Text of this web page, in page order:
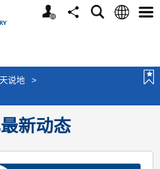
个
分
搜
语
选
说地
>
新动态